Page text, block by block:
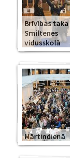
Brīvības taka
Smiltenes
vidusskolā
Mārtiņdienā